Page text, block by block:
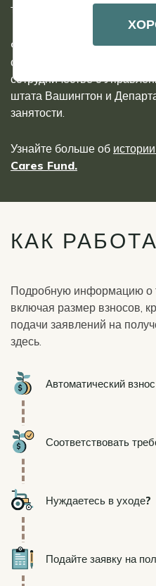
тратя при этом все свои
Фонд WA Cares находится
социальных и медицинских
сотрудничестве с
штата Вашингтон и
занятости.
Узнайте больше об
Cares Fund.
КАК
Подробную информацию о
включая размер взносов,
подачи заявлений на
здесь.
Icon Автоматический взнос
Icon Соответствовать
Icon Нуждаетесь в уходе?
Icon Подайте заявку на